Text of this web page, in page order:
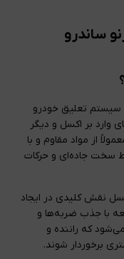
تعلیق خودرو
بر اکسل و دیگر
از مواد مقاوم و با
سخت جاده‌ای و حرکات
بوش اکسل نقش کلیدی در ایجاد
با جذب ضربه‌ها و
که راننده و
برخوردار شوند.